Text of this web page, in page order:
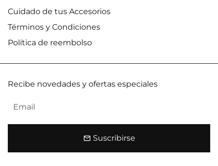
Cuidado de tus Accesorios
Términos y Condiciones
Política de reembolso
Recibe novedades y ofertas especiales
email Suscribirse